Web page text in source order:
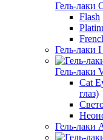
Гель-лаки
Flash
Гель-лаки
Гель-лаки
Cat
глаз)
Гель-лаки